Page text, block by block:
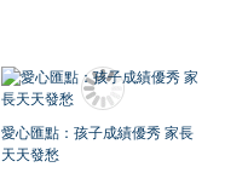
愛心匯點：孩子成績優秀 家長
天天發愁